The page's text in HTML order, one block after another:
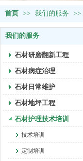
首页 >> 我们的服务 >>
我们的服务
石材研磨翻新工程
石材病症治理
石材日常维护
石材地坪工程
石材护理技术培训
技术培训
定制培训